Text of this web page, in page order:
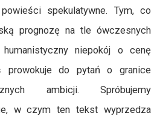
spekulatywne. Tym, co
prognozę na tle ówczesnych
niepokój o cenę
prowokuje do pytań o granice
ambicji. Spróbujemy
w czym ten tekst wyprzedza